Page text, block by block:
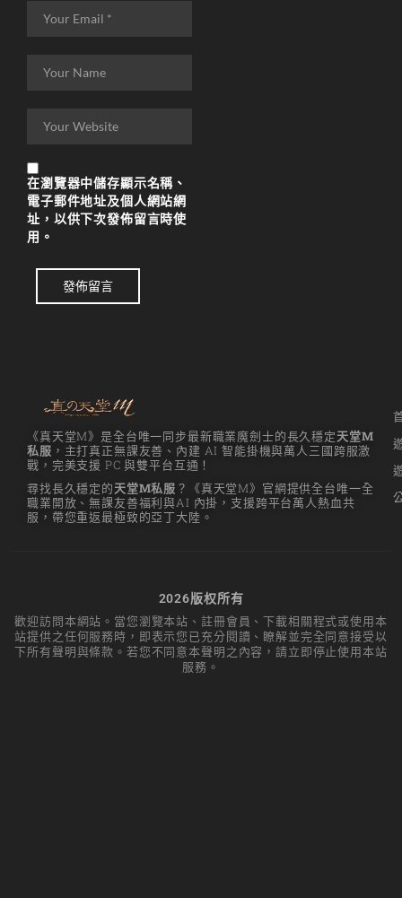
在瀏覽器中儲存顯示名稱、
電子郵件地址及個人網站網
址，以供下次發佈留言時使
用。
發佈留言
《真天堂M》是全台唯一同步最新職業魔劍士的長久穩定天堂M
私服 ，主打真正無課友善、內建 AI 智能掛機與萬人三國跨服激
戰，完美支援 PC 與雙平台互通！
尋找長久穩定的天堂M私服 ？《真天堂M》官網提供全台唯一全
職業開放、無課友善福利與AI 內掛，支援跨平台萬人熱血共
服，帶您重返最極致的亞丁大陸。
2026版权所有
歡迎訪問本網站。當您瀏覽本站、註冊會員、下載相關程式或使用本
站提供之任何服務時，即表示您已充分閱讀、瞭解並完全同意接受以
下所有聲明與條款。若您不同意本聲明之內容，請立即停止使用本站
服務。